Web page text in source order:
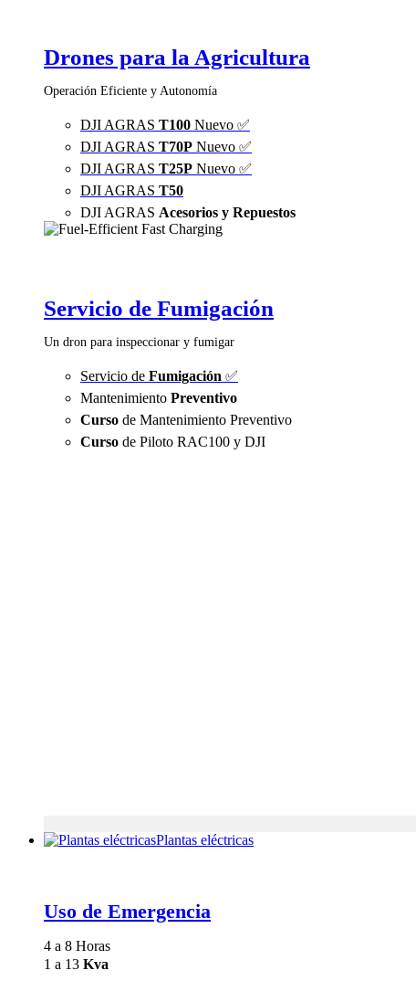
Drones para la Agricultura
Operación Eficiente y Autonomía
DJI AGRAS T100 Nuevo ✅
DJI AGRAS T70P Nuevo ✅
DJI AGRAS T25P Nuevo ✅
DJI AGRAS T50
DJI AGRAS Acesorios y Repuestos
Servicio de Fumigación
Un dron para inspeccionar y fumigar
Servicio de Fumigación ✅
Mantenimiento Preventivo
Curso de Mantenimiento Preventivo
Curso de Piloto RAC100 y DJI
Plantas eléctricas
Uso de Emergencia
4 a 8 Horas
1 a 13 Kva